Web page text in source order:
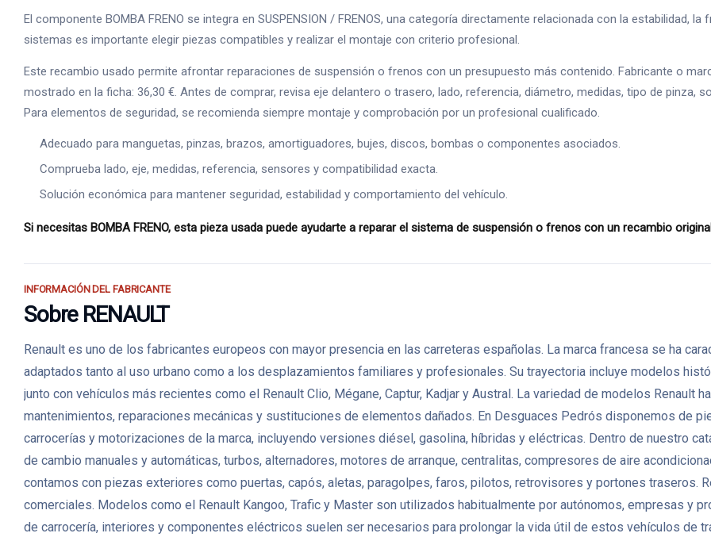
El componente BOMBA FRENO se integra en SUSPENSION / FRENOS, una categoría directamente relacionada con la estabilidad,
sistemas es importante elegir piezas compatibles y realizar el montaje con criterio profesional.
Este recambio usado permite afrontar reparaciones de suspensión o frenos con un presupuesto más contenido. Fabricante o
mostrado en la ficha: 36,30 €. Antes de comprar, revisa eje delantero o trasero, lado, referencia, diámetro, medidas, tipo de pinza,
Para elementos de seguridad, se recomienda siempre montaje y comprobación por un profesional cualificado.
Adecuado para manguetas, pinzas, brazos, amortiguadores, bujes, discos, bombas o componentes asociados.
Comprueba lado, eje, medidas, referencia, sensores y compatibilidad exacta.
Solución económica para mantener seguridad, estabilidad y comportamiento del vehículo.
Si necesitas BOMBA FRENO, esta pieza usada puede ayudarte a reparar el sistema de suspensión o frenos con un recambio
INFORMACIÓN DEL FABRICANTE
Sobre RENAULT
Renault es uno de los fabricantes europeos con mayor presencia en las carreteras españolas. La marca francesa se ha
adaptados tanto al uso urbano como a los desplazamientos familiares y profesionales. Su trayectoria incluye modelos
junto con vehículos más recientes como el Renault Clio, Mégane, Captur, Kadjar y Austral. La variedad de modelos Renault
mantenimientos, reparaciones mecánicas y sustituciones de elementos dañados. En Desguaces Pedrós disponemos de
carrocerías y motorizaciones de la marca, incluyendo versiones diésel, gasolina, híbridas y eléctricas. Dentro de nuestro
de cambio manuales y automáticas, turbos, alternadores, motores de arranque, centralitas, compresores de aire
contamos con piezas exteriores como puertas, capós, aletas, paragolpes, faros, pilotos, retrovisores y portones traseros.
comerciales. Modelos como el Renault Kangoo, Trafic y Master son utilizados habitualmente por autónomos, empresas y
de carrocería, interiores y componentes eléctricos suelen ser necesarios para prolongar la vida útil de estos vehículos de